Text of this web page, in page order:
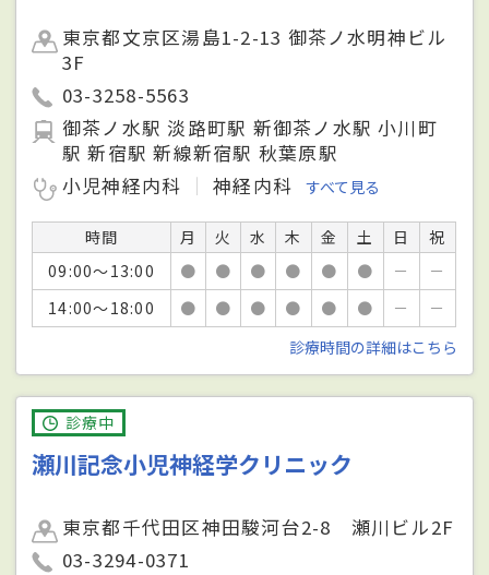
東京都文京区湯島1-2-13 御茶ノ水明神ビル
3F
03-3258-5563
御茶ノ水駅 淡路町駅 新御茶ノ水駅 小川町
駅 新宿駅 新線新宿駅 秋葉原駅
小児神経内科
神経内科 すべて見る
時間 月 火 水 木 金 土 日
祝
09:00～13:00
● ● ● ● ● ● －
－
14:00～18:00
● ● ● ● ● ● －
－
診療時間の詳細はこちら
診療中
瀬川記念小児神経学クリニック
東京都千代田区神田駿河台2-8 瀬川ビル2F
03-3294-0371